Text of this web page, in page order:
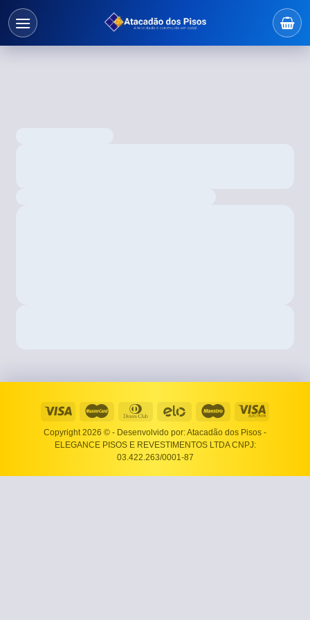
Copyright 2026 © - Desenvolvido por: Atacadão dos Pisos -
ELEGANCE PISOS E REVESTIMENTOS LTDA CNPJ:
03.422.263/0001-87